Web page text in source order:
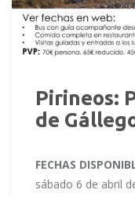
Pirineos:
de
FECHAS
sábado 6 de abril